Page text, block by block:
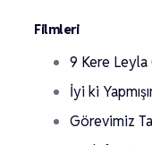
Filmleri
9 Kere
İyi ki
Görevimiz